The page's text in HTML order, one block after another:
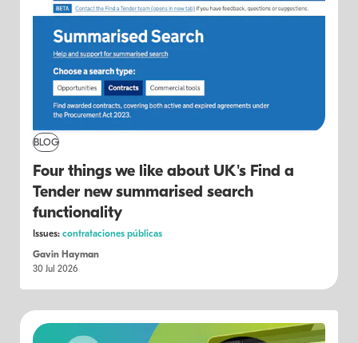
BLOG
Four things we like about UK's Find a
Tender new summarised search
functionality
Issues: contrataciones públicas
Gavin Hayman
30 Jul 2026